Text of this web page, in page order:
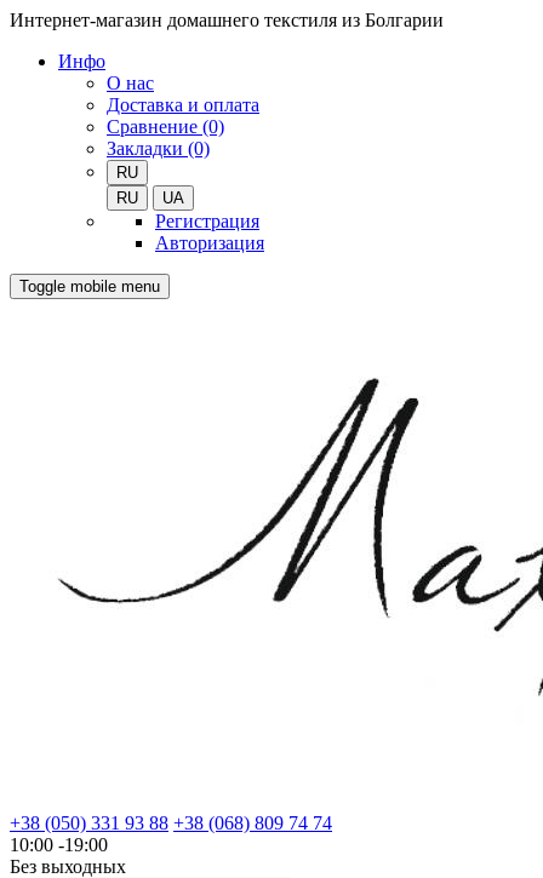
Интернет-магазин домашнего текстиля из Болгарии
Инфо
О нас
Доставка и оплата
Сравнение (0)
Закладки (0)
RU
RU
UA
Регистрация
Авторизация
Toggle mobile menu
+38 (050) 331 93 88 +38 (068) 809 74 74
10:00 -19:00
Без выходных